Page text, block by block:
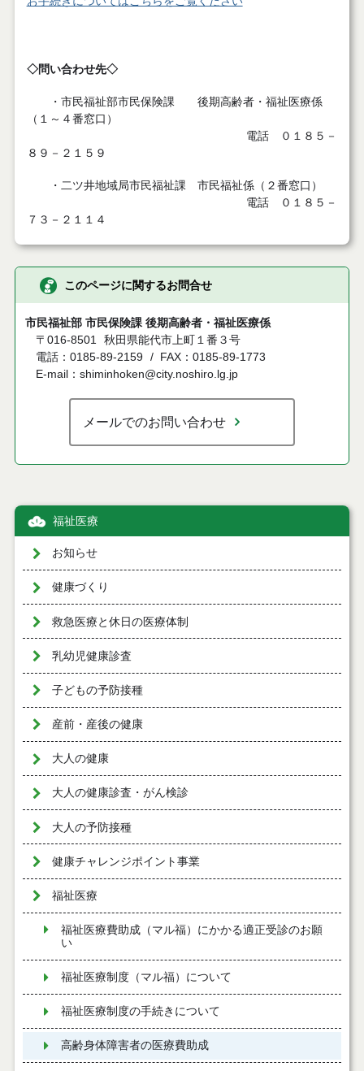
◇問い合わせ先◇
・市民福祉部市民保険課 後期高齢者・福祉医療係
（１～４番窓口）
電話 ０１８５－
８９－２１５９
・二ツ井地域局市民福祉課 市民福祉係（２番窓口）
電話 ０１８５－
７３－２１１４
このページに関するお問合せ
市民福祉部 市民保険課 後期高齢者・福祉医療係
〒016-8501
秋田県能代市上町１番３号
電話：0185-89-2159
FAX：0185-89-1773
E-mail：shiminhoken@city.noshiro.lg.jp
メールでのお問い合わせ
福祉医療
お知らせ
健康づくり
救急医療と休日の医療体制
乳幼児健康診査
子どもの予防接種
産前・産後の健康
大人の健康
大人の健康診査・がん検診
大人の予防接種
健康チャレンジポイント事業
福祉医療
福祉医療費助成（マル福）にかかる適正受診のお願
い
福祉医療制度（マル福）について
福祉医療制度の手続きについて
高齢身体障害者の医療費助成